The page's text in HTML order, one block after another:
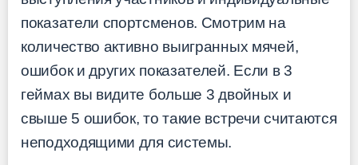
показатели спортсменов. Смотрим на
количество активно выигранных мячей,
ошибок и других показателей. Если в 3
геймах вы видите больше 3 двойных и
свыше 5 ошибок, то такие встречи считаются
неподходящими для системы.